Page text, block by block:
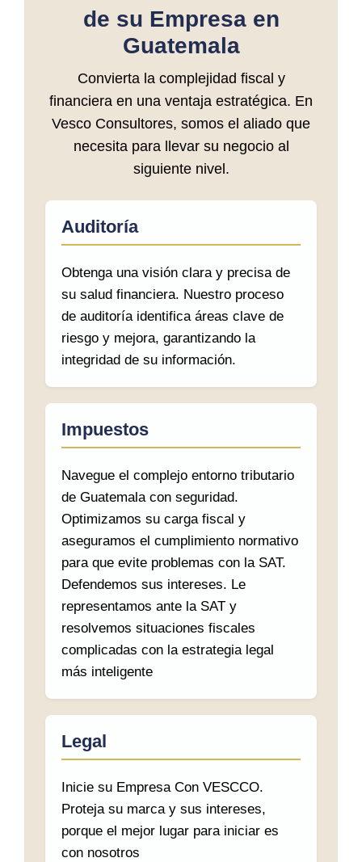
de su Empresa en
Guatemala
Convierta la complejidad fiscal y
financiera en una ventaja estratégica. En
Vesco Consultores, somos el aliado que
necesita para llevar su negocio al
siguiente nivel.
Auditoría
Obtenga una visión clara y precisa de
su salud financiera. Nuestro proceso
de auditoría identifica áreas clave de
riesgo y mejora, garantizando la
integridad de su información.
Impuestos
Navegue el complejo entorno tributario
de Guatemala con seguridad.
Optimizamos su carga fiscal y
aseguramos el cumplimiento normativo
para que evite problemas con la SAT.
Defendemos sus intereses. Le
representamos ante la SAT y
resolvemos situaciones fiscales
complicadas con la estrategia legal
más inteligente
Legal
Inicie su Empresa Con VESCCO.
Proteja su marca y sus intereses,
porque el mejor lugar para iniciar es
con nosotros